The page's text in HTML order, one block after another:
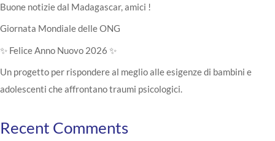
Buone notizie dal Madagascar, amici !
Giornata Mondiale delle ONG
✨ Felice Anno Nuovo 2026 ✨
Un progetto per rispondere al meglio alle esigenze di bambini e
adolescenti che affrontano traumi psicologici.
Recent Comments